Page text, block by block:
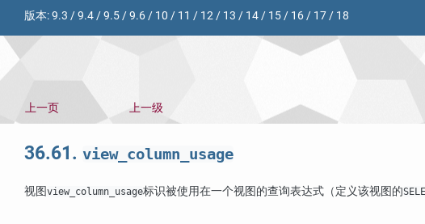
版本:9.3 /9.4/9.5/9.6/ 10 / 11 / 12/ 13 / 14/ 15/ 16/ 17/ 18
上一页 上一级
36.61. view_column_usage
视图view_column_usage标识被使用在一个视图的查询表达式（定义该视图的